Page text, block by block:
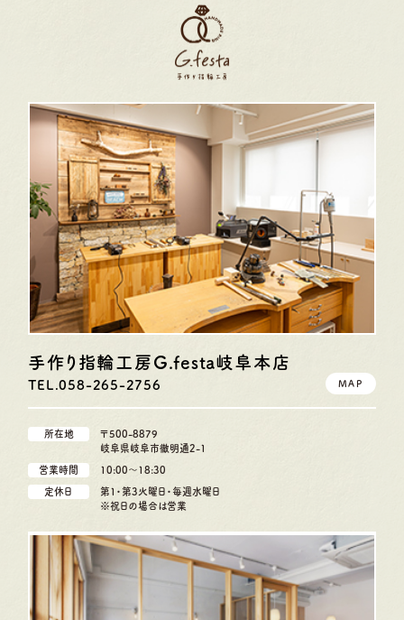
手作り指輪工房G.festa岐阜本店
TEL.058-265-2756 MAP
所在地
〒500-8879
岐阜県岐阜市徹明通2-1
営業時間 10:00〜18:30
定休日
第1・第3火曜日・毎週水曜日
※祝日の場合は営業